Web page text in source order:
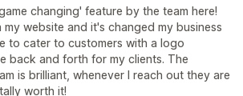
changing' feature by the team here!
my website and it's changed my business
to cater to customers with a logo
back and forth for my clients. The
is brilliant, whenever I reach out they are
worth it!